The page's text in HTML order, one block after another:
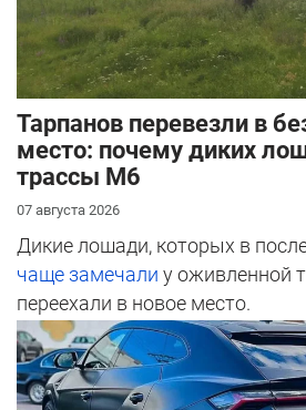
Тарпанов перевезли в
место: почему диких
трассы М6
07 августа 2026
Дикие лошади, которых в
чаще замечали у оживленной
переехали в новое место.